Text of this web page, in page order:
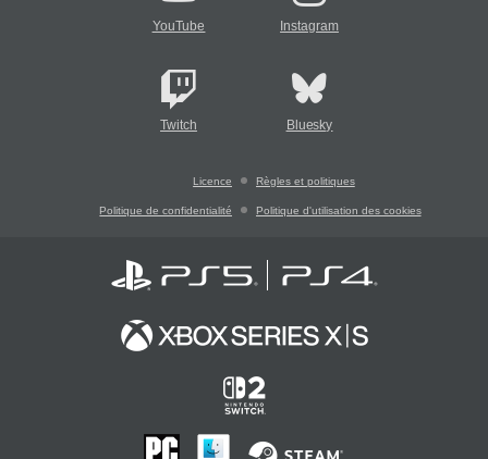
YouTube Instagram
Twitch Bluesky
Licence Règles et politiques
Politique de confidentialité Politique d'utilisation des cookies